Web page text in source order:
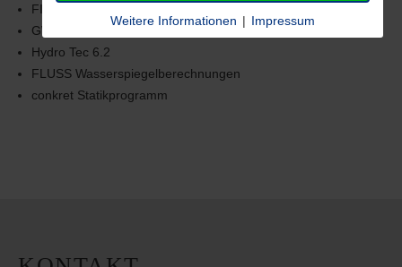
FIDES Bodenmechanik
GW-Base 8.0
Hydro Tec 6.2
FLUSS Wasserspiegelberechnungen
conkret Statikprogramm
Weitere Informationen | Impressum